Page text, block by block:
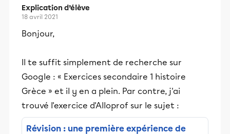
Explication d’élève
18 avril 2021
Bonjour,
Il te suffit simplement de recherche sur
Google : « Exercices secondaire 1 histoire
Grèce » et il y en a plein. Par contre, j'ai
trouvé l'exercice d'Alloprof sur le sujet :
Révision : une première expérience de